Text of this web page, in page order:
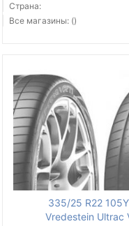
Страна:
Все магазины: ()
335/25 R22 105Y
Vredestein Ultrac